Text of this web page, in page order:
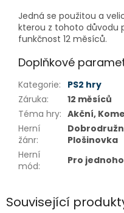
Jedná se použitou a
kterou z tohoto důvodu
funkčnost 12 měsíců.
Doplňkové
Kategorie:
PS2 hry
Záruka:
12 měsíců
Téma hry: Akční,
Herní
žánr:
Plošinovka
Herní
mód: Pro
Související